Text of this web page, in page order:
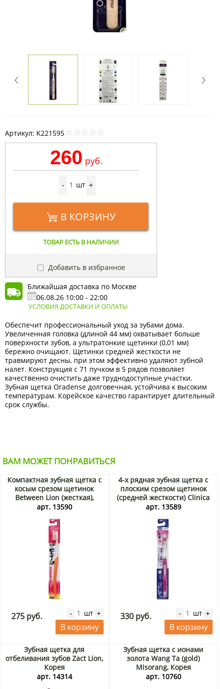
Артикул: K221595
260 руб.
- шт +
В КОРЗИНУ
ТОВАР ЕСТЬ В НАЛИЧИИ
Добавить в избранное
Ближайшая доставка по Москве
06.08.26 10:00 - 22:00
УСЛОВИЯ ДОСТАВКИ И ОПЛАТЫ
Обеспечит профессиональный уход за зубами дома.
Увеличенная головка (длиной 44 мм) охватывает больше
поверхности зубов, а ультратонкие щетинки (0,01 мм)
бережно очищают. Щетинки средней жесткости не
травмируют десны, при этом эффективно удаляют зубной
налет. Конструкция с 71 пучком в 5 рядов позволяет
качественно очистить даже труднодоступные участки.
Зубная щетка Oradense долговечная, устойчива к высоким
температурам. Корейское качество гарантирует длительный
срок службы.
ВАМ МОЖЕТ ПОНРАВИТЬСЯ
Компактная зубная щетка с
косым срезом щетинок
Between Lion (жесткая),
Япония
арт. 13590
275 руб. - шт +
В корзину
4-х рядная зубная щетка с
плоским срезом щетинок
(средней жесткости) Clinica
Lion, Япония
арт. 13589
330 руб. - шт +
В корзину
Зубная щетка для
отбеливания зубов Zact Lion,
Корея
арт. 14314
Зубная щетка с ионами
золота Wang Ta (gold)
Misorang, Корея
арт. 10760